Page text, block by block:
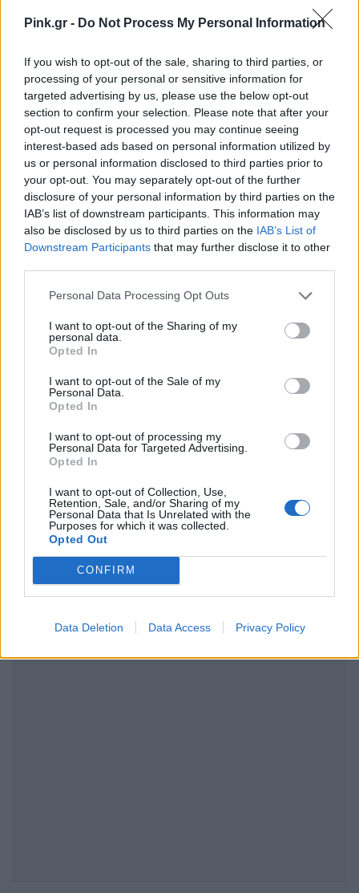
Pink.gr - Do Not Process My Personal Information
If you wish to opt-out of the sale, sharing to third parties, or
processing of your personal or sensitive information for
targeted advertising by us, please use the below opt-out
section to confirm your selection. Please note that after your
opt-out request is processed you may continue seeing
interest-based ads based on personal information utilized by
us or personal information disclosed to third parties prior to
your opt-out. You may separately opt-out of the further
disclosure of your personal information by third parties on the
IAB’s list of downstream participants. This information may
also be disclosed by us to third parties on the IAB’s List of
Downstream Participants that may further disclose it to other
Personal Data Processing Opt Outs
I want to opt-out of the Sharing of my
personal data.
Opted In
I want to opt-out of the Sale of my
Personal Data.
Opted In
I want to opt-out of processing my
Personal Data for Targeted Advertising.
Opted In
I want to opt-out of Collection, Use,
Retention, Sale, and/or Sharing of my
Personal Data that Is Unrelated with the
Purposes for which it was collected.
Opted Out
CONFIRM
Data Deletion Data Access Privacy Policy
Ακολουθήστε το Pink.gr στο Google Newsκαι
μάθετε πρώτοιτα πιο hot νέα
Ακολουθήστε το Pink.gr και στο
Instagram